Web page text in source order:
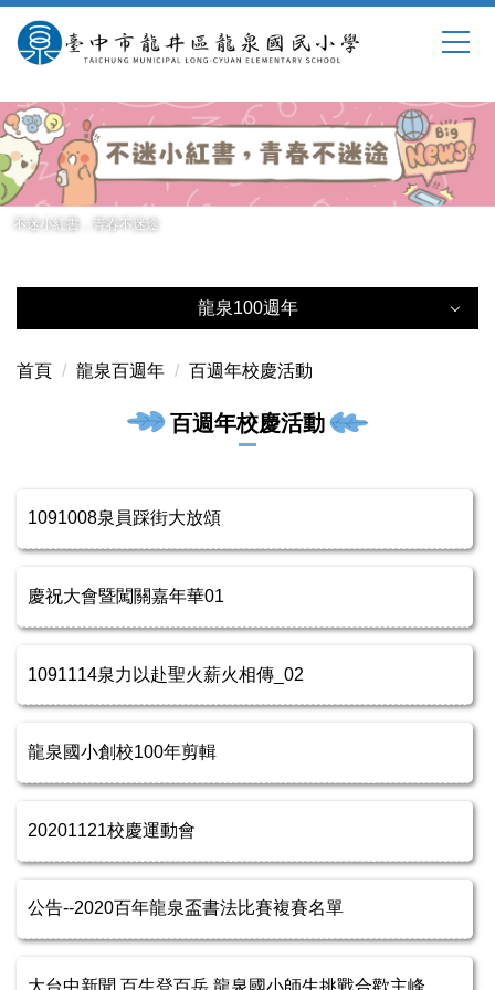
到
內
容
區
不迷小紅書，青春不迷途
龍泉100週年
百週年校慶籌備會
百週年校慶公告
百週年校慶活動
百週年校慶剪影
歷任校長
聯絡我們
首頁 龍泉百週年 百週年校慶活動
百週年校慶活動
1091008泉員踩街大放頌
慶祝大會暨闖關嘉年華01
1091114泉力以赴聖火薪火相傳_02
龍泉國小創校100年剪輯
20201121校慶運動會
公告--2020百年龍泉盃書法比賽複賽名單
大台中新聞 百生登百岳 龍泉國小師生挑戰合歡主峰